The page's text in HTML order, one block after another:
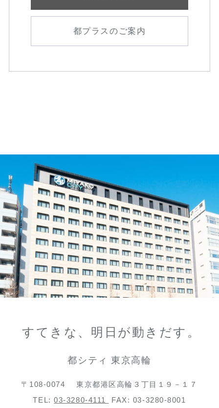
都プラスのご案内
すてきな、明日が動きだす。
都シティ 東京高輪
〒108-0074
東京都港区高輪３丁目１９－１７
TEL:03-3280-4111 FAX: 03-3280-8001